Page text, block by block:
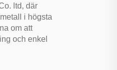
ltd, där
i högsta
om att
och enkel